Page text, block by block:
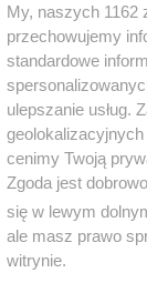
follow
Twocolors
Maska w
ft.
My, naszych 1162
przechowujemy
standardowe
ulepszanie usług.
cenimy Twoją
Zgoda jest
się w lewym
ale masz prawo
witrynie.